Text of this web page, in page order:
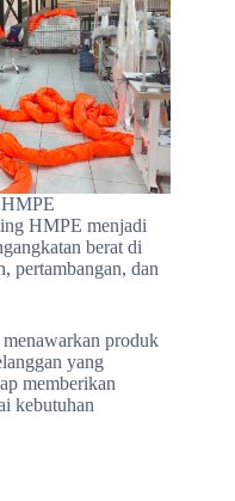
HMPE menjadi
berat di
pertambangan, dan
produk
yang
memberikan
kebutuhan